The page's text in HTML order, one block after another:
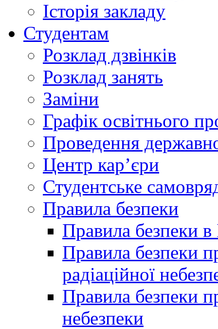
Історія закладу
Студентам
Розклад дзвінків
Розклад занять
Заміни
Графік освітнього
Проведення
Центр кар’єри
Студентське
Правила безпеки
Правила безпеки в
Правила безпеки
радіаційної
Правила безпеки
небезпеки